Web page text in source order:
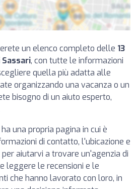
un elenco completo delle 13
, con tutte le informazioni
quella più adatta alle
organizzando una vacanza o un
bisogno di un aiuto esperto,
una propria pagina in cui è
di contatto, l'ubicazione e
aiutarvi a trovare un'agenzia di
leggere le recensioni e le
che hanno lavorato con loro, in